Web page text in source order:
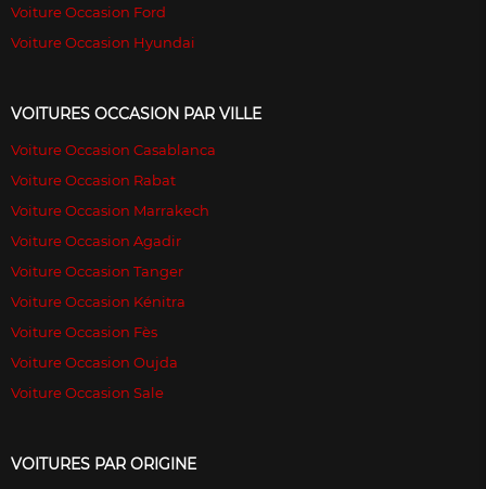
Voiture Occasion Ford
Voiture Occasion Hyundai
VOITURES OCCASION PAR VILLE
Voiture Occasion Casablanca
Voiture Occasion Rabat
Voiture Occasion Marrakech
Voiture Occasion Agadir
Voiture Occasion Tanger
Voiture Occasion Kénitra
Voiture Occasion Fès
Voiture Occasion Oujda
Voiture Occasion Sale
VOITURES PAR ORIGINE